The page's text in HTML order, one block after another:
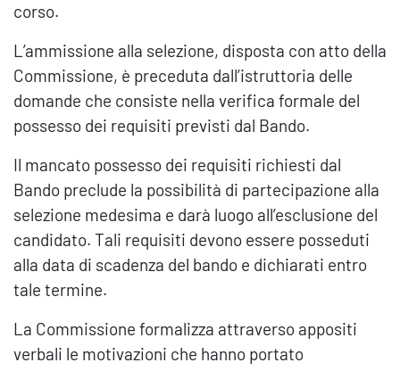
corso.
L’ammissione alla selezione, disposta con atto della
Commissione, è preceduta dall’istruttoria delle
domande che consiste nella verifica formale del
possesso dei requisiti previsti dal Bando.
Il mancato possesso dei requisiti richiesti dal
Bando preclude la possibilità di partecipazione alla
selezione medesima e darà luogo all’esclusione del
candidato. Tali requisiti devono essere posseduti
alla data di scadenza del bando e dichiarati entro
tale termine.
La Commissione formalizza attraverso appositi
verbali le motivazioni che hanno portato